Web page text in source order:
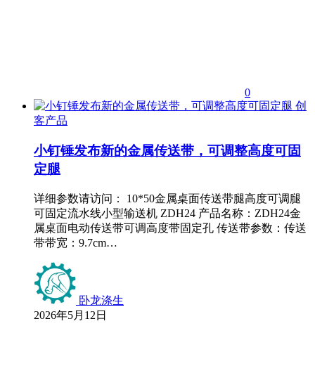
0
创
客产品
小钉锤发布新的金属传送带，可调整高度可固
定腿
详细参数请访问： 10*50金属桌面传送带腿高度可调腿
可固定流水线小型输送机 ZDH24 产品名称：ZDH24金
属桌面电动传送带可调高度带固定孔 传送带参数：传送
带带宽：9.7cm…
卧龙涤生
2026年5月12日